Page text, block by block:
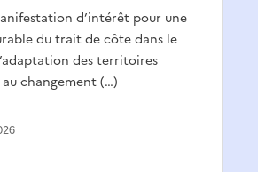
d’intérêt pour une
du trait de côte dans le
des territoires
changement (…)